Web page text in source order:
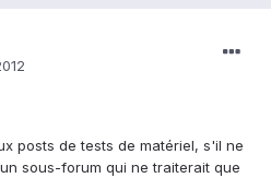
posts de tests de matériel, s'il ne
sous-forum qui ne traiterait que